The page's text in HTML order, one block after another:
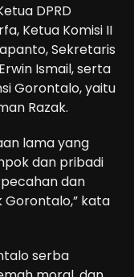
DPRD
Ketua Komisi II
Sekretaris
Ismail, serta
Gorontalo, yaitu
Razak.
lama yang
dan pribadi
dan
Gorontalo,” kata
serba